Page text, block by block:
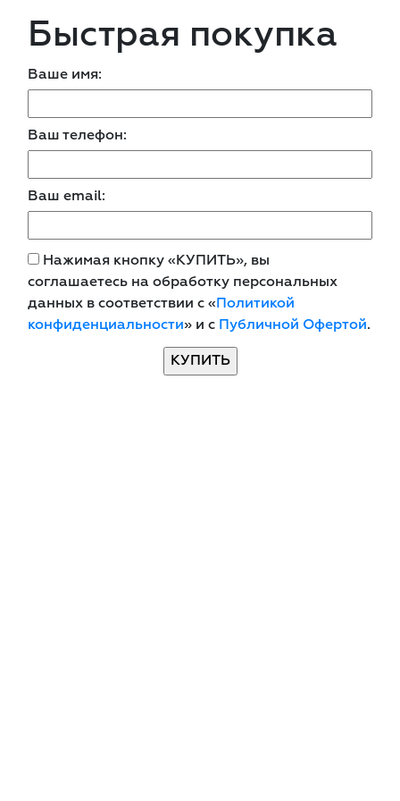
Быстрая покупка
Ваше имя:
Ваш телефон:
Ваш email:
Нажимая кнопку «КУПИТЬ», вы
соглашаетесь на обработку персональных
данных в соответствии с «Политикой
конфиденциальности» и с Публичной Офертой.